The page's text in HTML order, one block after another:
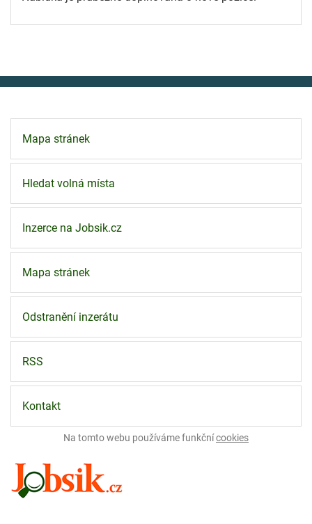
Mapa stránek
Hledat volná místa
Inzerce na Jobsik.cz
Mapa stránek
Odstranění inzerátu
RSS
Kontakt
Na tomto webu používáme funkčnícookies